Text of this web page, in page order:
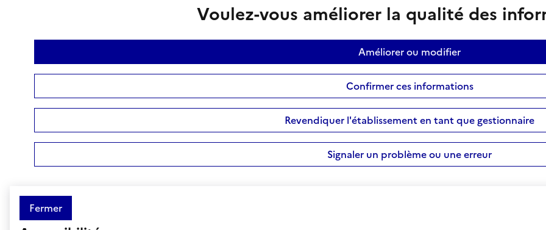
Voulez-vous améliorer la qualité des
Améliorer ou modifier
Confirmer ces informations
Revendiquer l'établissement en tant que gestionnaire
Signaler un problème ou une erreur
Fermer